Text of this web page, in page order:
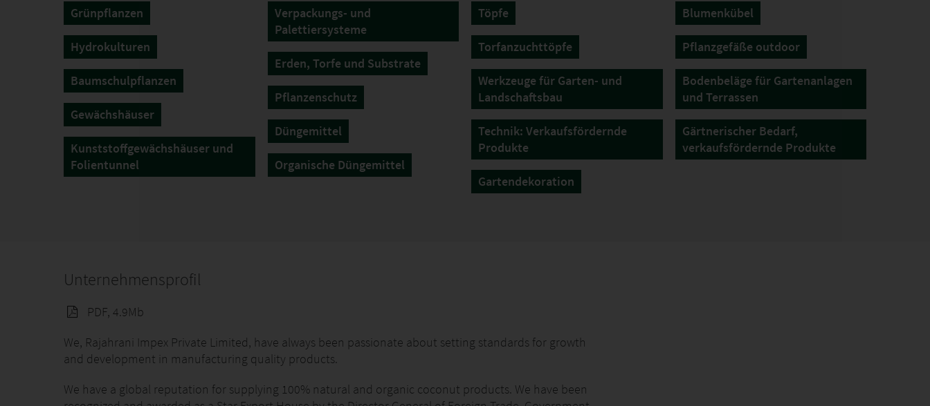
Grünpflanzen
Hydrokulturen
Baumschulpflanzen
Gewächshäuser
Kunststoffgewächshäuser und
Folientunnel
Verpackungs- und
Palettiersysteme
Erden, Torfe und Substrate
Pflanzenschutz
Düngemittel
Organische Düngemittel
Töpfe
Torfanzuchttöpfe
Werkzeuge für Garten- und
Landschaftsbau
Technik: Verkaufsfördernde
Produkte
Gartendekoration
Blumenkübel
Pflanzgefäße outdoor
Bodenbeläge für Gartenanlagen
und Terrassen
Gärtnerischer Bedarf,
verkaufsfördernde Produkte
Unternehmensprofil
PDF, 4.9Mb
We, Rajahrani Impex Private Limited, have always been passionate about setting standards for growth
and development in manufacturing quality products.
We have a global reputation for supplying 100% natural and organic coconut products. We have been